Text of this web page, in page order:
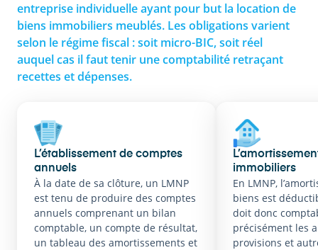
entreprise individuelle ayant pour but la location de
biens immobiliers meublés. Les obligations varient
selon le régime fiscal : soit micro-BIC, soit réel
auquel cas il faut tenir une comptabilité retraçant
recettes et dépenses.
L’établissement de comptes
annuels
À la date de sa clôture, un LMNP
est tenu de produire des comptes
annuels comprenant un bilan
comptable, un compte de résultat,
un tableau des amortissements et
immobiliers
En LMNP,
biens est
doit donc
précisément les
provisions et